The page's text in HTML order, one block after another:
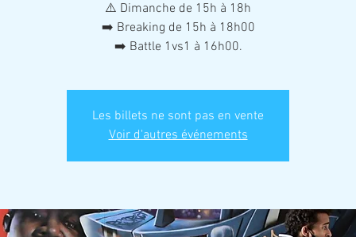
⚠️ Dimanche de 15h à 18h
➡️ Breaking de 15h à 18h00
➡️ Battle 1vs1 à 16h00.
Les billets ne sont pas en vente
Voir d'autres événements